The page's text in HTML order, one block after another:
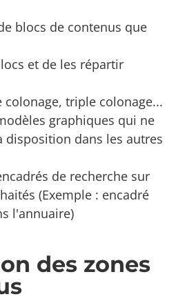
blocs de contenus que
et de les répartir
colonage, triple colonage...
graphiques qui ne
disposition dans les autres
de recherche sur
(Exemple : encadré
l'annuaire)
des zones